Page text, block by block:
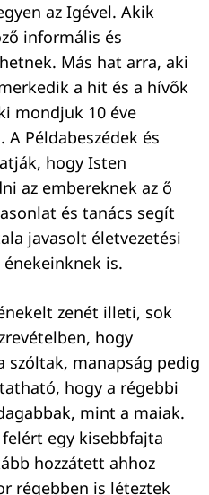
az Igével. Akik
informális és
Más hat arra, aki
a hit és a hívők
mondjuk 10 éve
A Példabeszédek és
hogy Isten
az embereknek az ő
és tanács segít
javasolt életvezetési
is.
zenét illeti, sok
hogy
szóltak, manapság pedig
hogy a régebbi
mint a maiak.
egy kisebbfajta
hozzátett ahhoz
régebben is léteztek